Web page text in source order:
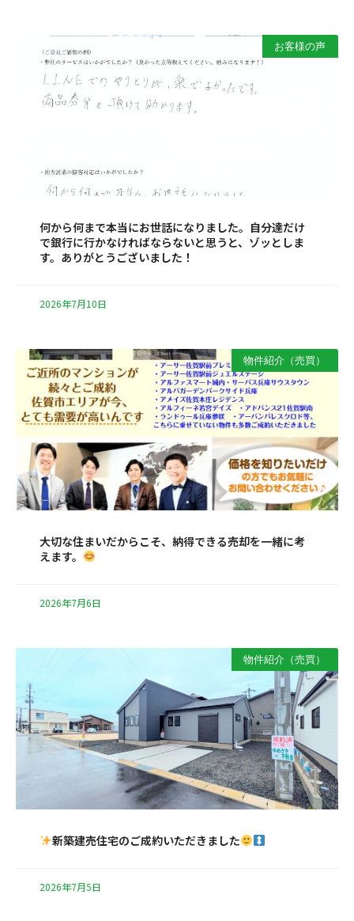
お客様の声
何から何まで本当にお世話になりました。自分達だけ
で銀行に行かなければならないと思うと、ゾッとしま
す。ありがとうございました！
2026年7月10日
物件紹介（売買）
大切な住まいだからこそ、納得できる売却を一緒に考
えます。
2026年7月6日
物件紹介（売買）
新築建売住宅のご成約いただきました
2026年7月5日